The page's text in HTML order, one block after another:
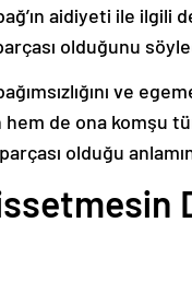
aidiyeti ile
olduğunu
ve
hem de ona komşu
olduğu